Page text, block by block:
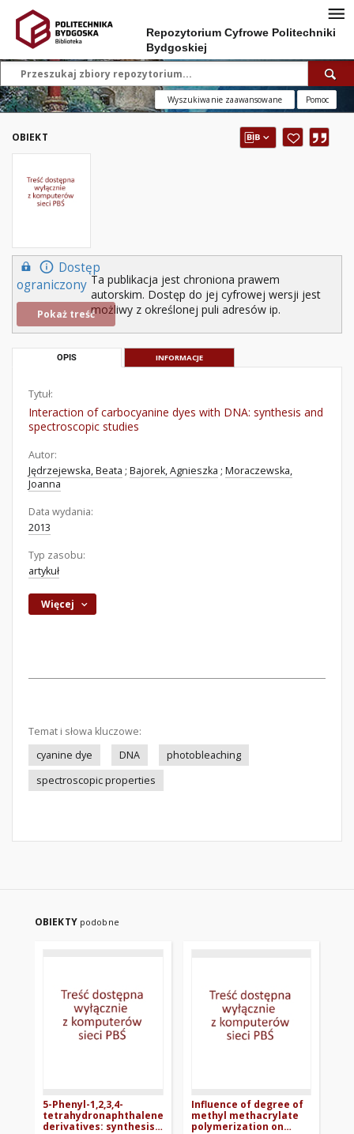
Repozytorium Cyfrowe Politechniki
Bydgoskiej
Wyszukiwanie zaawansowane Pomoc
OBIEKT
Dostęp
ograniczony
Pokaż treść
Ta publikacja jest chroniona prawem
autorskim. Dostęp do jej cyfrowej wersji jest
możliwy z określonej puli adresów ip.
OPIS INFORMACJE
Tytuł:
Interaction of carbocyanine dyes with DNA: synthesis and
spectroscopic studies
Autor:
Jędrzejewska, Beata ; Bajorek, Agnieszka ; Moraczewska,
Joanna
Data wydania:
2013
Typ zasobu:
artykuł
Więcej
Temat i słowa kluczowe:
cyanine dye
DNA
photobleaching
spectroscopic properties
OBIEKTY podobne
5-Phenyl-1,2,3,4-
tetrahydronaphthalene
derivatives: synthesis,
Influence of degree of
methyl methacrylate
polymerization on